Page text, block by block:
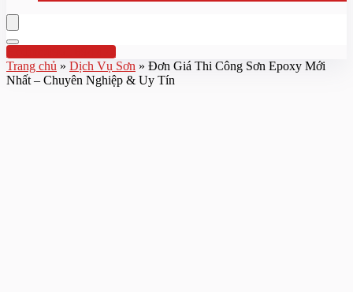
Hotline:0961 894 472
Trang chủ » Dịch Vụ Sơn » Đơn Giá Thi Công Sơn Epoxy Mới
Nhất – Chuyên Nghiệp & Uy Tín